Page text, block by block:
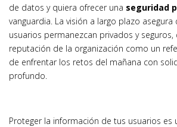
de datos y quiera ofrecer una seguridad
vanguardia. La visión a largo plazo
usuarios permanezcan privados y
reputación de la organización como un
de enfrentar los retos del mañana con
profundo.
Proteger la información de tus usuarios es